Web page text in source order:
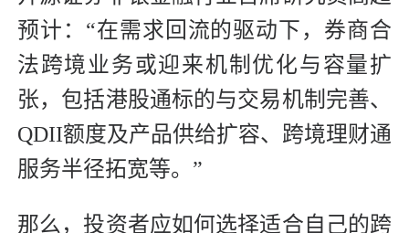
预计：“在需求回流的驱动下，券商合
法跨境业务或迎来机制优化与容量扩
张，包括港股通标的与交易机制完善、
QDII额度及产品供给扩容、跨境理财通
服务半径拓宽等。”
那么，投资者应如何选择适合自己的跨